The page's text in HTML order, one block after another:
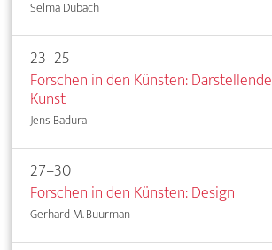
Selma Dubach
23–25
Forschen in den Künsten: Darstellende
Kunst
Jens Badura
27–30
Forschen in den Künsten: Design
Gerhard M. Buurman